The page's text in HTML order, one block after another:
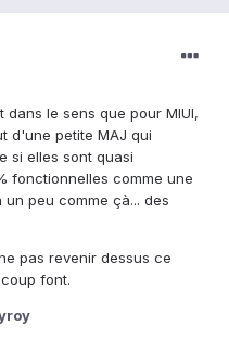
le sens que pour MIUI,
d'une petite MAJ qui
si elles sont quasi
fonctionnelles comme une
peu comme çà... des
pas revenir dessus ce
font.